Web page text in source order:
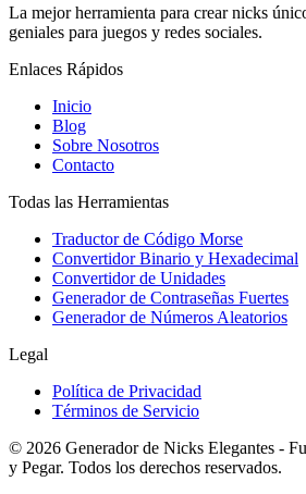
La mejor herramienta para crear nicks
geniales para juegos y redes sociales.
Enlaces Rápidos
Inicio
Blog
Sobre Nosotros
Contacto
Todas las Herramientas
Traductor de Código Morse
Convertidor Binario y Hexadecimal
Convertidor de Unidades
Generador de Contraseñas Fuertes
Generador de Números Aleatorios
Legal
Política de Privacidad
Términos de Servicio
© 2026 Generador de Nicks Elegantes -
y Pegar. Todos los derechos reservados.